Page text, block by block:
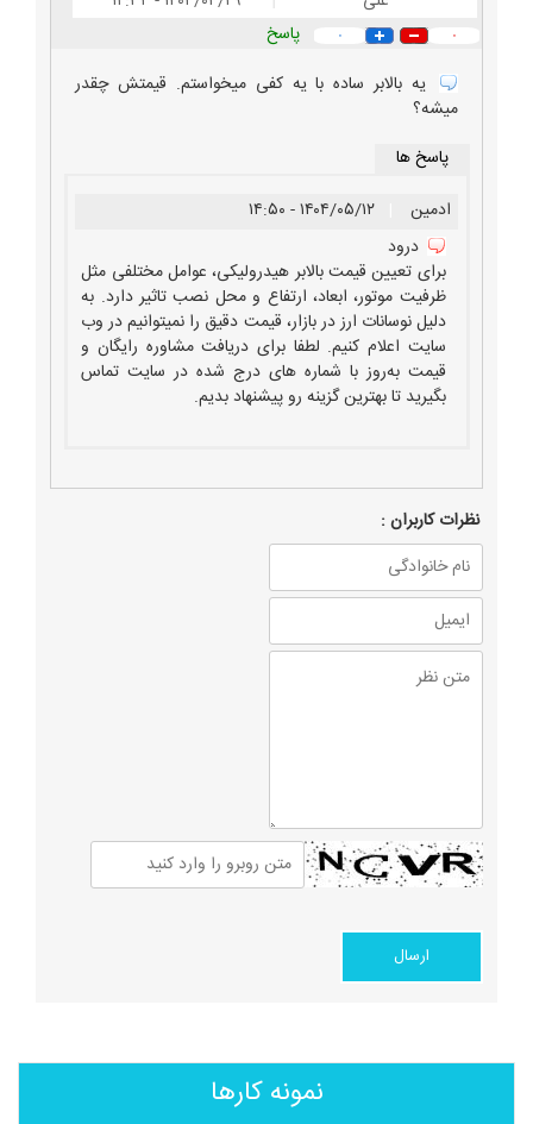
۰ ۰
پاسخ
یه بالابر ساده با یه کفی میخواستم. قیمتش چقدر
میشه؟
پاسخ ها
ادمین
۱۴۰۴/۰۵/۱۲ - ۱۴:۵۰
درود
برای تعیین قیمت بالابر هیدرولیکی، عوامل مختلفی مثل
ظرفیت موتور، ابعاد، ارتفاع و محل نصب تاثیر دارد. به
دلیل نوسانات ارز در بازار، قیمت دقیق را نمیتوانیم در وب
سایت اعلام کنیم. لطفا برای دریافت مشاوره رایگان و
قیمت به‌روز با شماره های درج شده در سایت تماس
بگیرید تا بهترین گزینه رو پیشنهاد بدیم.
نظرات كاربران :
نمونه کارها